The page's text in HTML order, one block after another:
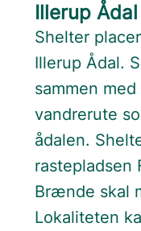
Illerup
Shelter
Illerup Ådal.
sammen
vandrerute
ådalen.
rastepladsen
Brænde skal
Lokaliteten